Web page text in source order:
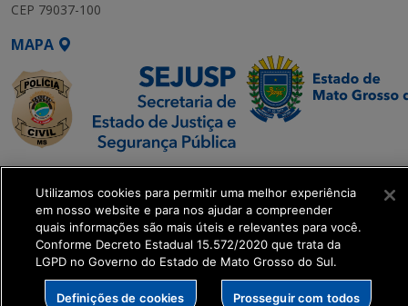
CEP 79037-100
MAPA
SETDIG | Secretaria-
Executiva de
Transformação Digital
get_footer();
Utilizamos cookies para permitir uma melhor experiência
em nosso website e para nos ajudar a compreender
quais informações são mais úteis e relevantes para você.
Conforme Decreto Estadual 15.572/2020 que trata da
LGPD no Governo do Estado de Mato Grosso do Sul.
Definições de cookies Prosseguir com todos